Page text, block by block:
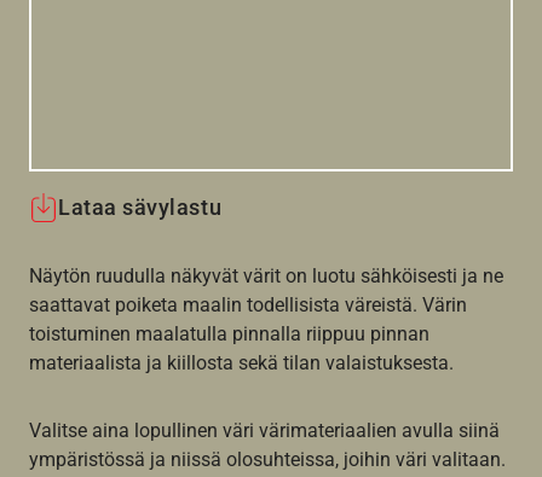
Lataa sävylastu
Näytön ruudulla näkyvät värit on luotu sähköisesti ja ne
saattavat poiketa maalin todellisista väreistä. Värin
toistuminen maalatulla pinnalla riippuu pinnan
materiaalista ja kiillosta sekä tilan valaistuksesta.
Valitse aina lopullinen väri värimateriaalien avulla siinä
ympäristössä ja niissä olosuhteissa, joihin väri valitaan.